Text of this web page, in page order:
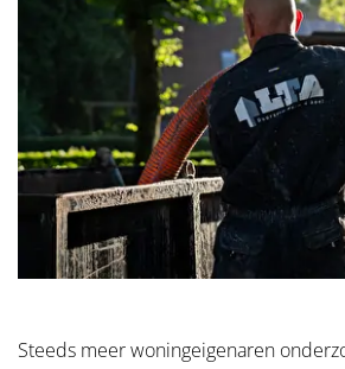
Steeds meer woningeigenaren